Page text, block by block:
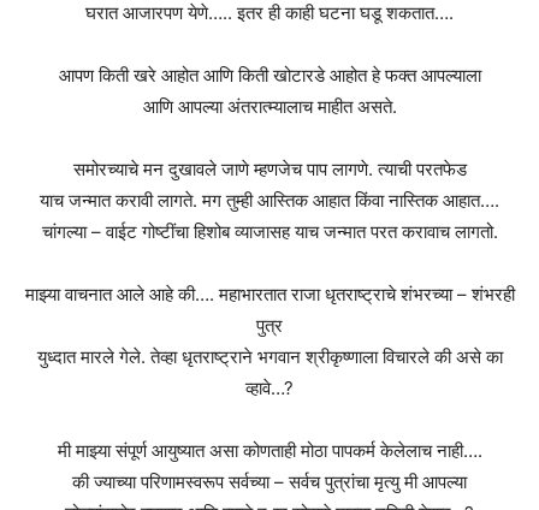
घरात आजारपण येणे….. इतर ही काही घटना घडू शकतात….
आपण किती खरे आहोत आणि किती खोटारडे आहोत हे फक्त आपल्याला
आणि आपल्या अंतरात्म्यालाच माहीत असते.
समोरच्याचे मन दुखावले जाणे म्हणजेच पाप लागणे. त्याची परतफेड
याच जन्मात करावी लागते. मग तुम्ही आस्तिक आहात किंवा नास्तिक आहात….
चांगल्या – वाईट गोष्टींचा हिशोब व्याजासह याच जन्मात परत करावाच लागतो.
माझ्या वाचनात आले आहे की…. महाभारतात राजा धृतराष्ट्राचे शंभरच्या – शंभरही
पुत्र
युध्दात मारले गेले. तेव्हा धृतराष्ट्राने भगवान श्रीकृष्णाला विचारले की असे का
व्हावे…?
मी माझ्या संपूर्ण आयुष्यात असा कोणताही मोठा पापकर्म केलेलाच नाही….
की ज्याच्या परिणामस्वरूप सर्वच्या – सर्वच पुत्रांचा मृत्यु मी आपल्या